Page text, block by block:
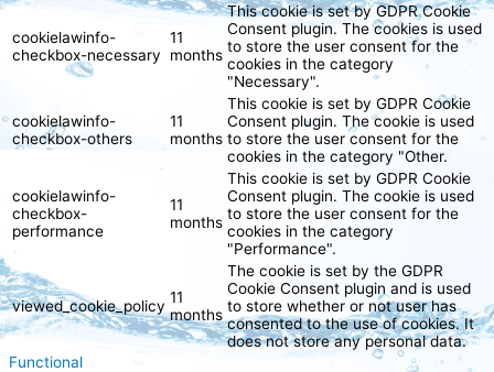
cookielawinfo-
checkbox-necessary
11
months
This cookie is set by GDPR Cookie
Consent plugin. The cookies is used
to store the user consent for the
cookies in the category
"Necessary".
cookielawinfo-
checkbox-others
11
months
This cookie is set by GDPR Cookie
Consent plugin. The cookie is used
to store the user consent for the
cookies in the category "Other.
cookielawinfo-
checkbox-
performance
11
months
This cookie is set by GDPR Cookie
Consent plugin. The cookie is used
to store the user consent for the
cookies in the category
"Performance".
viewed_cookie_policy 11
months
The cookie is set by the GDPR
Cookie Consent plugin and is used
to store whether or not user has
consented to the use of cookies. It
does not store any personal data.
Functional